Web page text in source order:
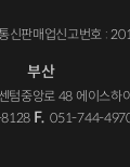
신판매업신고번호 :
부산
텀중앙로 48 에이스하
F. 051-744-